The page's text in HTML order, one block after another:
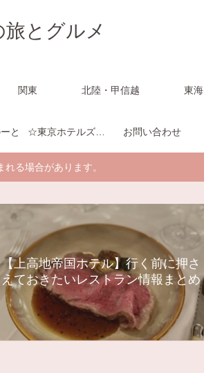
とグルメ
関東 北陸・甲信越 東海
と お問い合わせ
る場合があります。
【上高地帝国ホテル】行く前に押さ
えておきたいレストラン情報まとめ